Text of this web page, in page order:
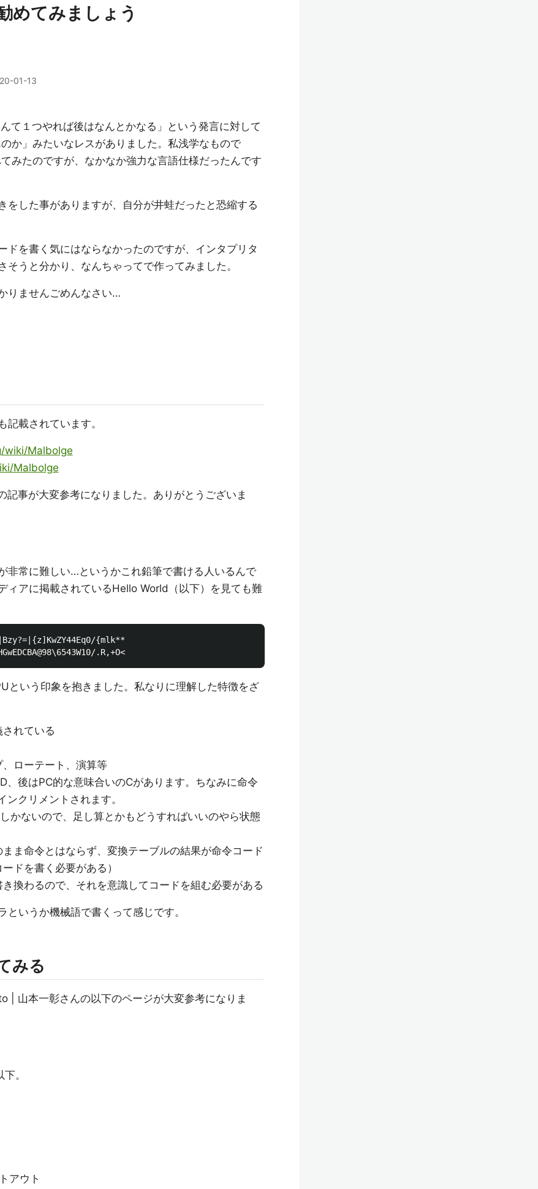
めてみましょう
01-13
て１つやれば後はなんとかなる」という発言に対して
か」みたいなレスがありました。私浅学なもので
みたのですが、なかなか強力な言語仕様だったんです
をした事がありますが、自分が井蛙だったと恐縮する
ドを書く気にはならなかったのですが、インタプリタ
うと分かり、なんちゃってで作ってみました。
りませんごめんなさい…
載されています。
wiki/Malbolge
Malbolge
事が大変参考になりました。ありがとうございま
非常に難しい…というかこれ鉛筆で書ける人いるんで
ィアに掲載されているHello World（以下）を見ても難
{mlk**
という印象を抱きました。私なりに理解した特徴をざ
れている
ローテート、演算等
、後はPC的な意味合いのCがあります。ちなみに命令
クリメントされます。
かないので、足し算とかもどうすればいいのやら状態
ま命令とはならず、変換テーブルの結果が命令コード
ドを書く必要がある）
換わるので、それを意識してコードを組む必要がある
いうか機械語で書くって感じです。
みる
| 山本一彰さんの以下のページが大変参考になりま
。
アウト